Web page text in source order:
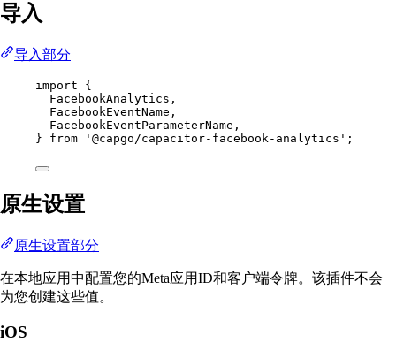
导入
导入部分
import {
FacebookAnalytics,
FacebookEventName,
FacebookEventParameterName,
} from '@capgo/capacitor-facebook-analytics' ;
原生设置
原生设置部分
在本地应用中配置您的Meta应用ID和客户端令牌。该插件不会
为您创建这些值。
iOS